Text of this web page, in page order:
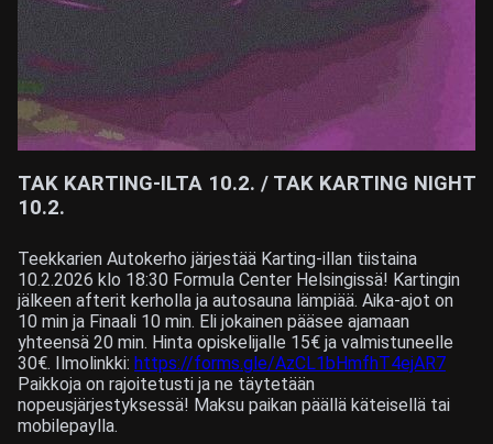
TAK KARTING-ILTA 10.2. / TAK KARTING NIGHT
10.2.
Teekkarien Autokerho järjestää Karting-illan tiistaina
10.2.2026 klo 18:30 Formula Center Helsingissä! Kartingin
jälkeen afterit kerholla ja autosauna lämpiää. Aika-ajot on
10 min ja Finaali 10 min. Eli jokainen pääsee ajamaan
yhteensä 20 min. Hinta opiskelijalle 15€ ja valmistuneelle
30€. Ilmolinkki: https://forms.gle/AzCL1bHmfhT4ejAR7
Paikkoja on rajoitetusti ja ne täytetään
nopeusjärjestyksessä! Maksu paikan päällä käteisellä tai
mobilepaylla.